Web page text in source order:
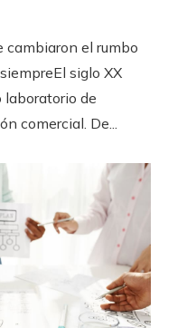
cambiaron el rumbo
siglo XX
de
comercial. De...